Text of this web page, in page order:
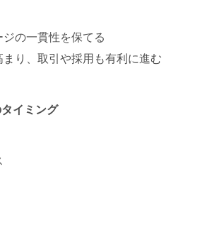
の一貫性を保てる
り、取引や採用も有利に進む
イミング